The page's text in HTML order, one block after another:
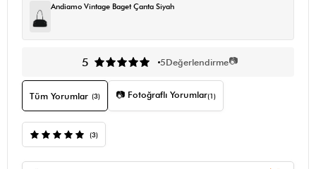
Andiamo Vintage Baget Çanta Siyah
5 5Değerlendirme📷
Tüm Yorumlar (3) 📷 Fotoğraflı Yorumlar(1)
(3)